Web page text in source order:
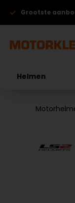
Grootste
Helmen